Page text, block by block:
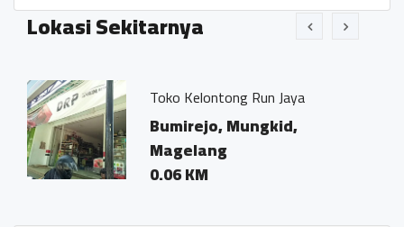
Lokasi Sekitarnya
Toko Kelontong Run Jaya
Bumirejo, Mungkid,
Magelang
0.06 KM